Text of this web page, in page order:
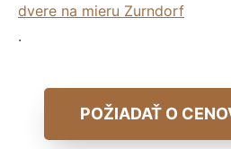
dvere na mieru Zurndorf
.
POŽIADAŤ O